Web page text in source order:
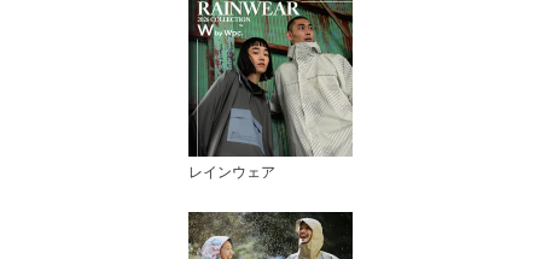
レインウェア